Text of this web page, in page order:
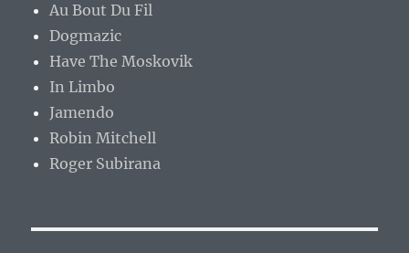
Au Bout Du Fil
Dogmazic
Have The Moskovik
In Limbo
Jamendo
Robin Mitchell
Roger Subirana